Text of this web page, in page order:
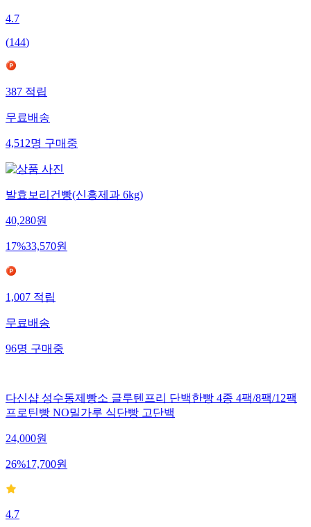
4.7
(144)
387 적립
무료배송
4,512명 구매중
발효보리건빵(신흥제과 6kg)
40,280원
17%33,570원
1,007 적립
무료배송
96명 구매중
다신샵 성수동제빵소 글루텐프리 단백한빵 4종 4팩/8팩/12팩
프로틴빵 NO밀가루 식단빵 고단백
24,000원
26%17,700원
4.7